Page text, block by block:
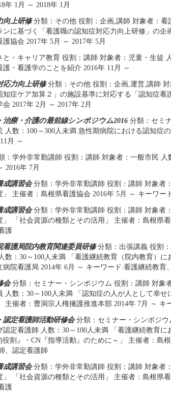
年 1月 ～ 2018年 1月
向上研修分類：その他 役割：企画,講師 対象者：看
ンに基づく「看護職の認知症対応力向上研修」の
協会 2017年 5月 ～ 2017年 5月
と・キャリア教育 役割：講師 対象者：児童・生徒
護・看護学のことを紹介 2016年 11月 ～
応力向上研修分類：その他 役割：企画,運営,講師
知症ケア加算２」の施設基準に対応する「認知症看
2017年 2月 ～ 2017年 2月
治療・介護の最前線シンポジウム2016 分類：セミ
人数：100～300人未満 急性期病院における認知症
月 ～
：学外非常勤講師 役割：講師 対象者：一般市民 人
2016年 7月
成講習会分類：学外非常勤講師 役割：講師 対象者
」 主催者：島根県看護協会 2016年 5月 ～ キーワー
成講習会分類：学外非常勤講師 役割：講師 対象者
」 「社会資源の種類とその活用」 主催者：島根県
護
看護局院内教育関連委員研修分類：出張講義 役割
数：30～100人未満 「看護継続教育（院内教育）
病院看護局 2014年 6月 ～ キーワード:看護継続教育
会分類：セミナー・シンポジウム 役割：講師 対象
人数：30～100人未満 「認知症の人が人として幸
主催者：曹洞宗人権擁護推進本部 2014年 7月 ～ キ
認定看護師活動研修会分類：セミナー・シンポジ
認定看護師 人数：30～100人未満 「看護継続教育に
役割』・CN『指導活動』のために～」 主催者：島
、認定看護師
成講習会分類：学外非常勤講師 役割：講師 対象者
」 「社会資源の種類とその活用」 主催者：島根県
護